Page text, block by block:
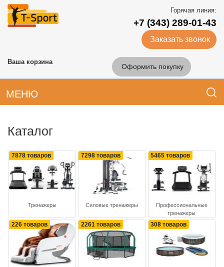
Горячая линия:
+7 (343) 289-01-43
Заказать звонок
Ваша корзина
Оформить покупку
МЕНЮ
Каталог
7878 товаров
Тренажеры
7298 товаров
Силовые тренажеры
5465 товаров
Профессиональные
тренажеры
226 товаров 2261 товаров 308 товаров